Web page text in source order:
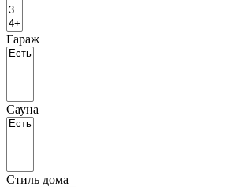
Гараж
Сауна
Стиль дома